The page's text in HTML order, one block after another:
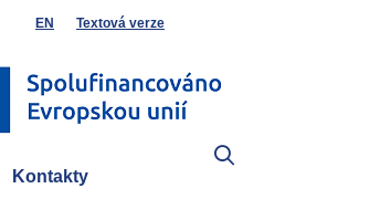
EN Textová verze
Kontakty